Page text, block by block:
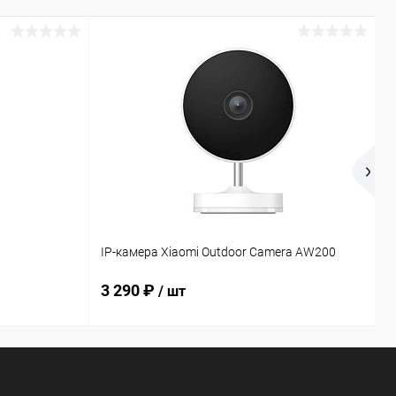
IP-камера Xiaomi Outdoor Camera AW200
3 290 ₽ / шт